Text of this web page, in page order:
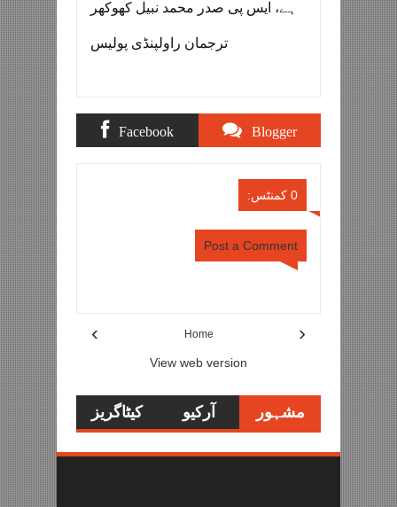
ہے، ایس پی صدر محمد نبیل کھوکھر
ترجمان راولپنڈی پولیس
Blogger
Facebook
0 کمنٹس:
Post a Comment
‹
› Home
View web version
مشہور
آرکیو کیٹاگریز